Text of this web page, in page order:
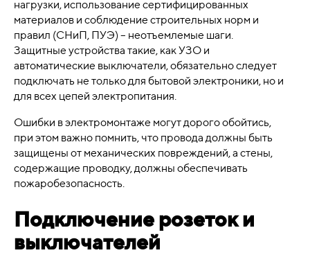
нагрузки, использование сертифицированных
материалов и соблюдение строительных норм и
правил (СНиП, ПУЭ) – неотъемлемые шаги.
Защитные устройства такие, как УЗО и
автоматические выключатели, обязательно следует
подключать не только для бытовой электроники, но и
для всех цепей электропитания.
Ошибки в электромонтаже могут дорого обойтись,
при этом важно помнить, что провода должны быть
защищены от механических повреждений, а стены,
содержащие проводку, должны обеспечивать
пожаробезопасность.
Подключение розеток и
выключателей